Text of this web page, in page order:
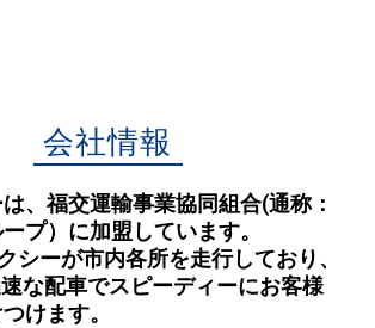
会社情報
、福交運輸事業協同組合(通称：
プ）に加盟しています。
シーが市内各所を走行しており、
な配車でスピーディーにお客様
けます。